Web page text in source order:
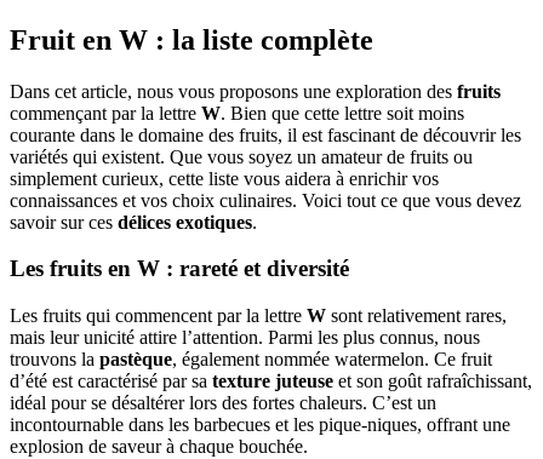
Fruit en W : la liste complète
Dans cet article, nous vous proposons une exploration des fruits
commençant par la lettre W. Bien que cette lettre soit moins
courante dans le domaine des fruits, il est fascinant de découvrir les
variétés qui existent. Que vous soyez un amateur de fruits ou
simplement curieux, cette liste vous aidera à enrichir vos
connaissances et vos choix culinaires. Voici tout ce que vous devez
savoir sur ces délices exotiques.
Les fruits en W : rareté et diversité
Les fruits qui commencent par la lettre W sont relativement rares,
mais leur unicité attire l’attention. Parmi les plus connus, nous
trouvons la pastèque, également nommée watermelon. Ce fruit
d’été est caractérisé par sa texture juteuse et son goût rafraîchissant,
idéal pour se désaltérer lors des fortes chaleurs. C’est un
incontournable dans les barbecues et les pique-niques, offrant une
explosion de saveur à chaque bouchée.